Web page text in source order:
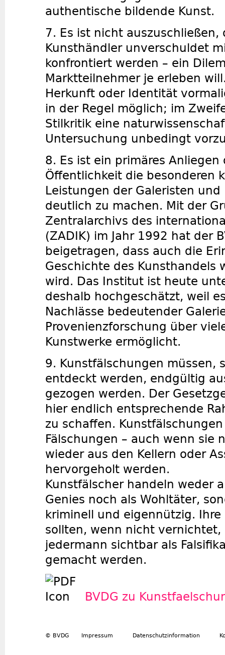
authentische bildende Kunst.
7. Es ist nicht auszuschließen,
Kunsthändler unverschuldet
konfrontiert werden – ein
Marktteilnehmer je erleben
Herkunft oder Identität
in der Regel möglich; im
Stilkritik eine
Untersuchung unbedingt
8. Es ist ein primäres Anliegen
Öffentlichkeit die besonderen
Leistungen der Galeristen und
deutlich zu machen. Mit der
Zentralarchivs des
(ZADIK) im Jahr 1992 hat der
beigetragen, dass auch die
Geschichte des Kunsthandels
wird. Das Institut ist heute
deshalb hochgeschätzt, weil
Nachlässe bedeutender
Provenienzforschung über
Kunstwerke ermöglicht.
9. Kunstfälschungen müssen,
entdeckt werden, endgültig
gezogen werden. Der
hier endlich entsprechende
zu schaffen.
Fälschungen – auch wenn sie
wieder aus den Kellern oder
hervorgeholt werden.
Kunstfälscher handeln weder
Genies noch als Wohltäter,
kriminell und eigennützig.
sollten, wenn nicht vernichtet,
jedermann sichtbar als
gemacht werden.
BVDG zu
© BVDG Impressum Datenschutzinformation